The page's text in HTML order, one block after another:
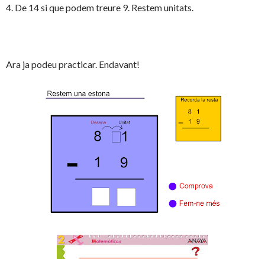
4. De 14 si que podem treure 9. Restem unitats.
Ara ja podeu practicar. Endavant!